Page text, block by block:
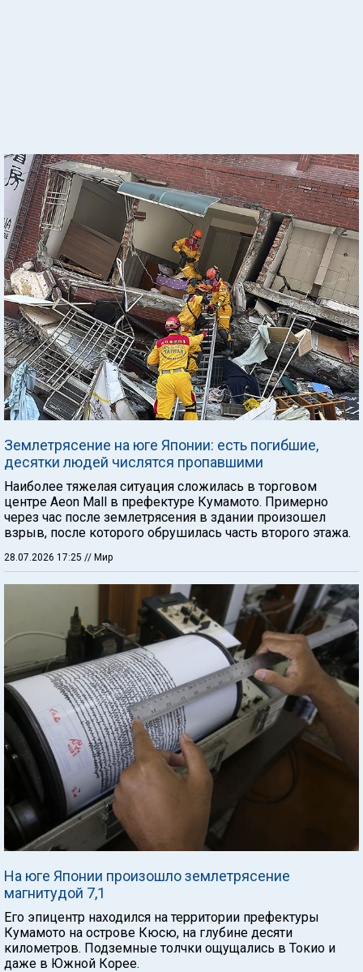
Землетрясение на юге Японии: есть погибшие,
десятки людей числятся пропавшими
Наиболее тяжелая ситуация сложилась в торговом
центре Aeon Mall в префектуре Кумамото. Примерно
через час после землетрясения в здании произошел
взрыв, после которого обрушилась часть второго этажа.
28.07.2026 17:25 // Мир
На юге Японии произошло землетрясение
магнитудой 7,1
Его эпицентр находился на территории префектуры
Кумамото на острове Кюсю, на глубине десяти
километров. Подземные толчки ощущались в Токио и
даже в Южной Корее.